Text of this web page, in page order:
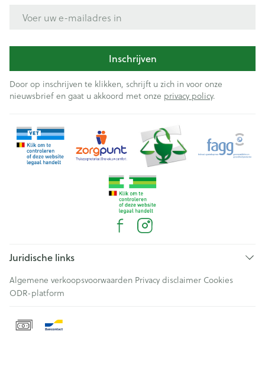
Inschrijven
Door op inschrijven te klikken, schrijft u zich in voor onze
nieuwsbrief en gaat u akkoord met onze privacy policy.
Juridische links
Algemene verkoopsvoorwaarden Privacy disclaimer Cookies
ODR-platform